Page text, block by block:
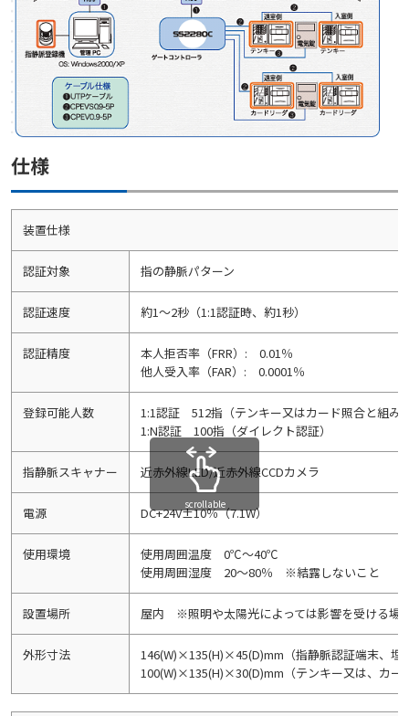
仕様
装置仕様
認証対象 指の静脈パターン
認証速度 約1～2秒（1:1認証時、約1秒）
認証精度
本人拒否率（FRR）: 0.01％
他人受入率（FAR）: 0.0001％
登録可能人数
1:1認証 512指（テンキー又はカード照合と組み
1:N認証 100指（ダイレクト認証）
指静脈スキャナー 近赤外線LED/近赤外線CCDカメラ
電源 DC+24V±10％（7.1W）
使用環境
使用周囲温度 0℃～40℃
使用周囲湿度 20～80％ ※結露しないこと
設置場所 屋内 ※照明や太陽光によっては影響を受ける場
外形寸法
146(W)×135(H)×45(D)mm（指静脈認証端末、埋
100(W)×135(H)×30(D)mm（テンキー又は、カー
scrollable